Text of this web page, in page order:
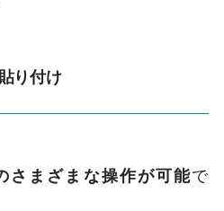
り付け
さまざまな操作が可能で